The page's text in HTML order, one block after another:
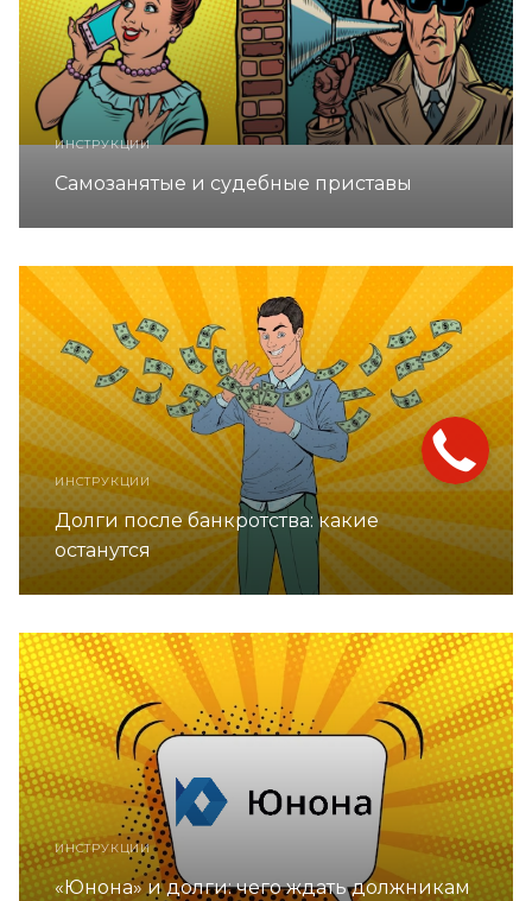
ИНСТРУКЦИИ
Самозанятые и судебные приставы
ИНСТРУКЦИИ
Долги после банкротства: какие
останутся
ИНСТРУКЦИИ
«Юнона» и долги: чего ждать должникам